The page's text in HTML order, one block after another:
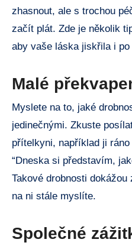
zhasnout, ale s trochou
začít plát. Zde je několik
aby vaše láska jiskřila i po
Malé
Myslete na to, jaké
jedinečnými. Zkuste
přítelkyni, například ji
“Dneska si představím,
Takové drobnosti
na ni stále myslíte.
Společné